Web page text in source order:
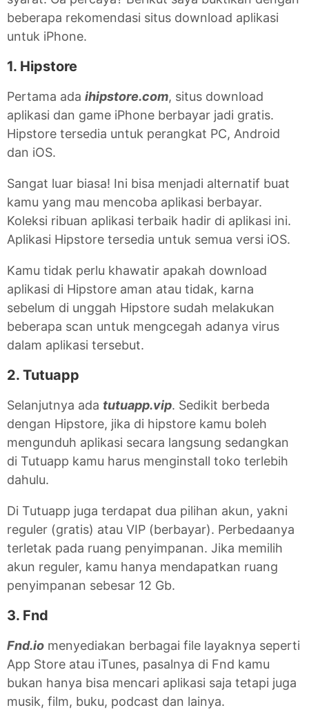
beberapa rekomendasi situs download aplikasi
untuk iPhone.
1. Hipstore
Pertama ada ihipstore.com, situs download
aplikasi dan game iPhone berbayar jadi gratis.
Hipstore tersedia untuk perangkat PC, Android
dan iOS.
Sangat luar biasa! Ini bisa menjadi alternatif buat
kamu yang mau mencoba aplikasi berbayar.
Koleksi ribuan aplikasi terbaik hadir di aplikasi ini.
Aplikasi Hipstore tersedia untuk semua versi iOS.
Kamu tidak perlu khawatir apakah download
aplikasi di Hipstore aman atau tidak, karna
sebelum di unggah Hipstore sudah melakukan
beberapa scan untuk mengcegah adanya virus
dalam aplikasi tersebut.
2. Tutuapp
Selanjutnya ada tutuapp.vip. Sedikit berbeda
dengan Hipstore, jika di hipstore kamu boleh
mengunduh aplikasi secara langsung sedangkan
di Tutuapp kamu harus menginstall toko terlebih
dahulu.
Di Tutuapp juga terdapat dua pilihan akun, yakni
reguler (gratis) atau VIP (berbayar). Perbedaanya
terletak pada ruang penyimpanan. Jika memilih
akun reguler, kamu hanya mendapatkan ruang
penyimpanan sebesar 12 Gb.
3. Fnd
Fnd.io menyediakan berbagai file layaknya seperti
App Store atau iTunes, pasalnya di Fnd kamu
bukan hanya bisa mencari aplikasi saja tetapi juga
musik, film, buku, podcast dan lainya.